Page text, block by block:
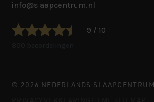
info@slaapcentrum.nl
9 / 10
© 2026 NEDERLANDS SLAAPCENTRUM